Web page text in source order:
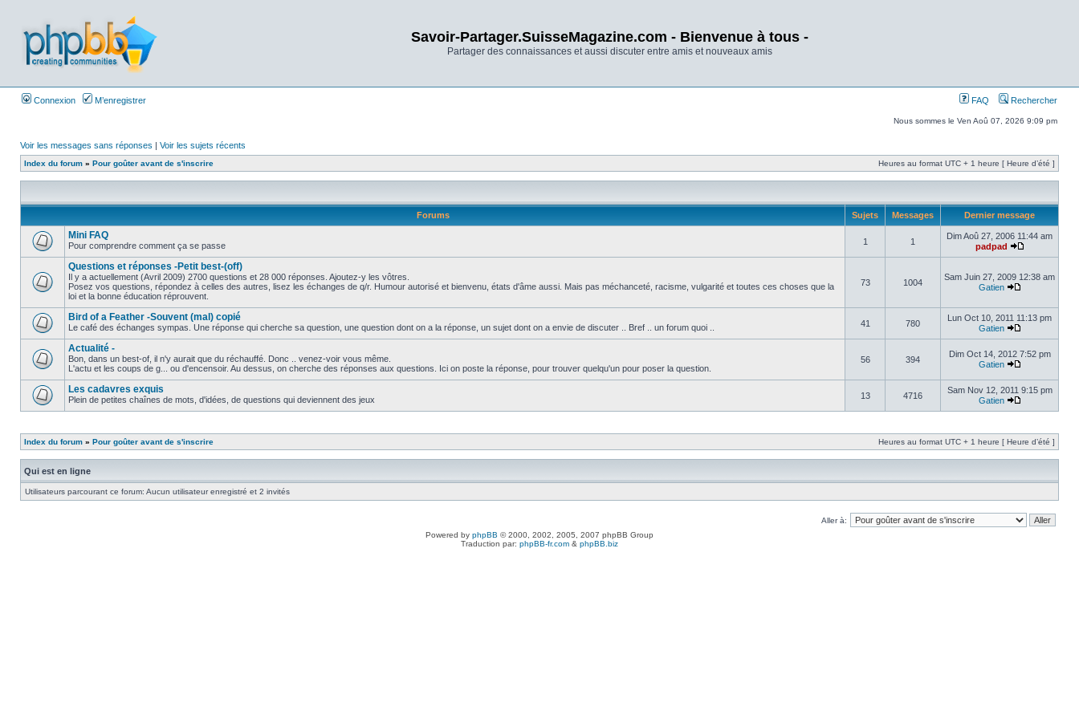
Savoir-Partager.SuisseMagazine.com - Bienvenue à tous -
Partager des connaissances et aussi discuter entre amis et nouveaux amis
Connexion M’enregistrer FAQ Rechercher
Nous sommes le Ven Aoû 07, 2026 9:09 pm
Voir les messages sans réponses | Voir les sujets récents
Index du forum » Pour goûter avant de s'inscrire Heures au format UTC + 1 heure [ Heure d’été ]
Forums Sujets Messages Dernier message
Mini FAQ
Pour comprendre comment ça se passe 1 1
Dim Aoû 27, 2006 11:44 am
padpad
Questions et réponses -Petit best-(off)
Il y a actuellement (Avril 2009) 2700 questions et 28 000 réponses. Ajoutez-y les vôtres.
Posez vos questions, répondez à celles des autres, lisez les échanges de q/r. Humour autorisé et bienvenu, états d'âme aussi. Mais pas méchanceté, racisme, vulgarité et toutes ces choses que la
loi et la bonne éducation réprouvent.
73 1004
Sam Juin 27, 2009 12:38 am
Gatien
Bird of a Feather -Souvent (mal) copié
Le café des échanges sympas. Une réponse qui cherche sa question, une question dont on a la réponse, un sujet dont on a envie de discuter .. Bref .. un forum quoi .. 41 780
Lun Oct 10, 2011 11:13 pm
Gatien
Actualité -
Bon, dans un best-of, il n'y aurait que du réchauffé. Donc .. venez-voir vous même.
L'actu et les coups de g... ou d'encensoir. Au dessus, on cherche des réponses aux questions. Ici on poste la réponse, pour trouver quelqu'un pour poser la question.
56 394
Dim Oct 14, 2012 7:52 pm
Gatien
Les cadavres exquis
Plein de petites chaînes de mots, d'idées, de questions qui deviennent des jeux 13 4716
Sam Nov 12, 2011 9:15 pm
Gatien
Index du forum » Pour goûter avant de s'inscrire Heures au format UTC + 1 heure [ Heure d’été ]
Qui est en ligne
Utilisateurs parcourant ce forum: Aucun utilisateur enregistré et 2 invités
Aller à:
Powered by phpBB © 2000, 2002, 2005, 2007 phpBB Group
Traduction par: phpBB-fr.com & phpBB.biz